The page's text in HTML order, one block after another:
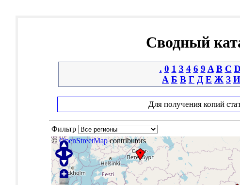
Сводный
. 0 1 3 4 6 9 A B C D
А Б В Г Д Е Ж З И
Для получения копий
Фильтр
©OpenStreetMapcontributors